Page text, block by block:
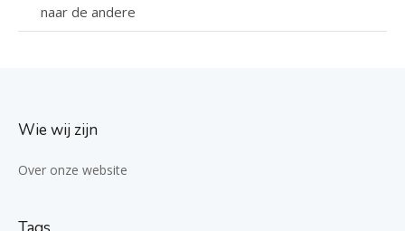
naar de andere
Wie wij zijn
Over onze website